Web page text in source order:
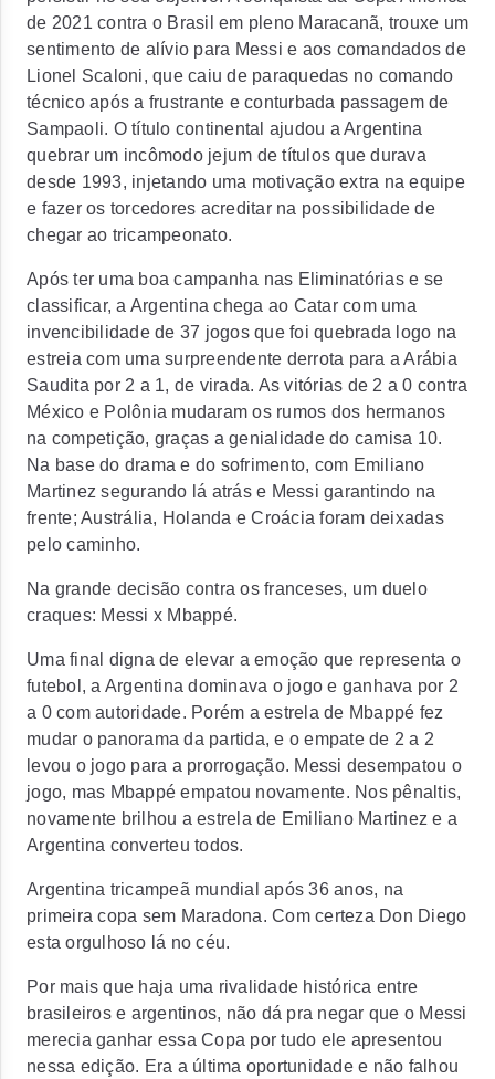
de 2021 contra o Brasil em pleno Maracanã, trouxe um
sentimento de alívio para Messi e aos comandados de
Lionel Scaloni, que caiu de paraquedas no comando
técnico após a frustrante e conturbada passagem de
Sampaoli. O título continental ajudou a Argentina
quebrar um incômodo jejum de títulos que durava
desde 1993, injetando uma motivação extra na equipe
e fazer os torcedores acreditar na possibilidade de
chegar ao tricampeonato.
Após ter uma boa campanha nas Eliminatórias e se
classificar, a Argentina chega ao Catar com uma
invencibilidade de 37 jogos que foi quebrada logo na
estreia com uma surpreendente derrota para a Arábia
Saudita por 2 a 1, de virada. As vitórias de 2 a 0 contra
México e Polônia mudaram os rumos dos hermanos
na competição, graças a genialidade do camisa 10.
Na base do drama e do sofrimento, com Emiliano
Martinez segurando lá atrás e Messi garantindo na
frente; Austrália, Holanda e Croácia foram deixadas
pelo caminho.
Na grande decisão contra os franceses, um duelo
craques: Messi x Mbappé.
Uma final digna de elevar a emoção que representa o
futebol, a Argentina dominava o jogo e ganhava por 2
a 0 com autoridade. Porém a estrela de Mbappé fez
mudar o panorama da partida, e o empate de 2 a 2
levou o jogo para a prorrogação. Messi desempatou o
jogo, mas Mbappé empatou novamente. Nos pênaltis,
novamente brilhou a estrela de Emiliano Martinez e a
Argentina converteu todos.
Argentina tricampeã mundial após 36 anos, na
primeira copa sem Maradona. Com certeza Don Diego
esta orgulhoso lá no céu.
Por mais que haja uma rivalidade histórica entre
brasileiros e argentinos, não dá pra negar que o Messi
merecia ganhar essa Copa por tudo ele apresentou
nessa edição. Era a última oportunidade e não falhou